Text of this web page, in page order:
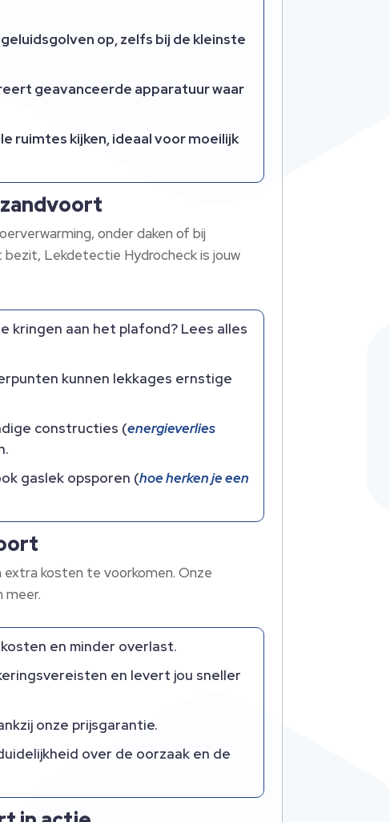
op, zelfs bij de kleinste
geavanceerde apparatuur waar
ruimtes kijken, ideaal voor moeilijk
onder daken of bij
bezit, Lekdetectie Hydrocheck is jouw
kringen aan het plafond? Lees alles
kunnen lekkages ernstige
constructies (energieverlies
gaslek opsporen (hoe herken je een
extra kosten te voorkomen.​ Onze
meer.​
en minder overlast.​
en levert jou sneller
onze prijsgarantie.​
over de oorzaak en de